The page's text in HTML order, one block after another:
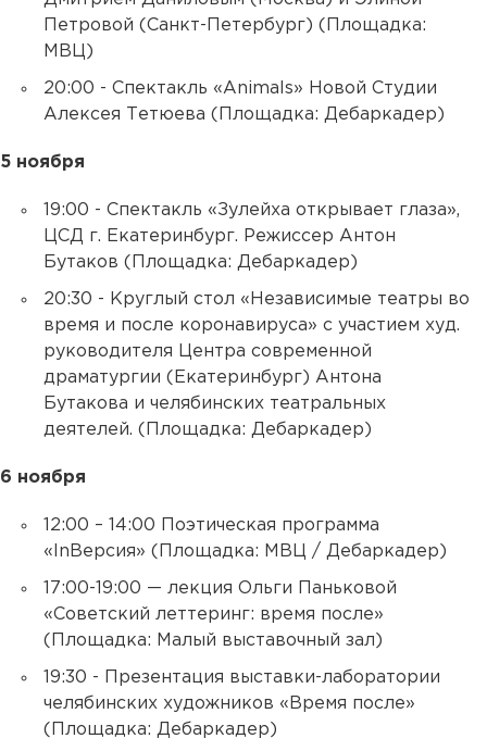
Петровой (Санкт-Петербург) (Площадка:
МВЦ)
20:00 - Спектакль «Animals» Новой Студии
Алексея Тетюева (Площадка: Дебаркадер)
5 ноября
19:00 - Спектакль «Зулейха открывает глаза»,
ЦСД г. Екатеринбург. Режиссер Антон
Бутаков (Площадка: Дебаркадер)
20:30 - Круглый стол «Независимые театры во
время и после коронавируса» с участием худ.
руководителя Центра современной
драматургии (Екатеринбург) Антона
Бутакова и челябинских театральных
деятелей. (Площадка: Дебаркадер)
6 ноября
12:00 – 14:00 Поэтическая программа
«InВерсия» (Площадка: МВЦ / Дебаркадер)
17:00-19:00 — лекция Ольги Паньковой
«Советский леттеринг: время после»
(Площадка: Малый выставочный зал)
19:30 - Презентация выставки-лаборатории
челябинских художников «Время после»
(Площадка: Дебаркадер)